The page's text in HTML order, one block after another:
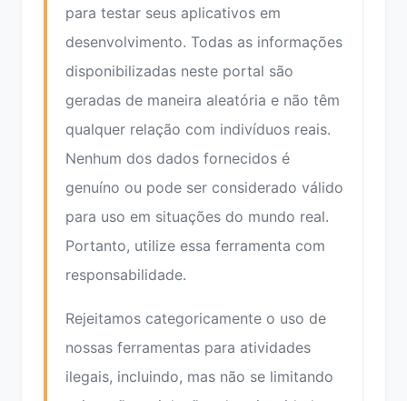
para testar seus aplicativos em
desenvolvimento. Todas as informações
disponibilizadas neste portal são
geradas de maneira aleatória e não têm
qualquer relação com indivíduos reais.
Nenhum dos dados fornecidos é
genuíno ou pode ser considerado válido
para uso em situações do mundo real.
Portanto, utilize essa ferramenta com
responsabilidade.
Rejeitamos categoricamente o uso de
nossas ferramentas para atividades
ilegais, incluindo, mas não se limitando